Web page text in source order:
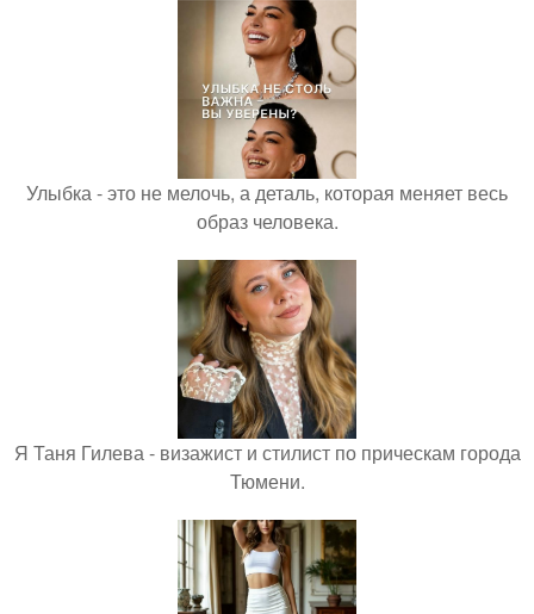
Улыбка - это не мелочь, а деталь, которая меняет весь
образ человека.
Я Таня Гилева - визажист и стилист по прическам города
Тюмени.